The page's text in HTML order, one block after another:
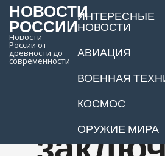
НОВОСТИ
РОССИИ
Новости
России от
древности до
современности
ИНТЕРЕСНЫЕ
НОВОСТИ
АВИАЦИЯ
ВОЕННАЯ
КОСМОС
ОРУЖИЕ МИРА
Армия
США